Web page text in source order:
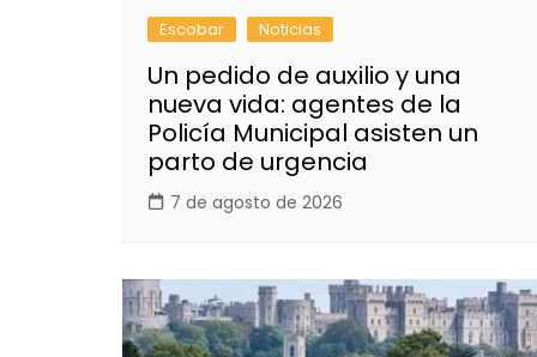
Escobar Noticias
Un pedido de auxilio y una
nueva vida: agentes de la
Policía Municipal asisten un
parto de urgencia
7 de agosto de 2026